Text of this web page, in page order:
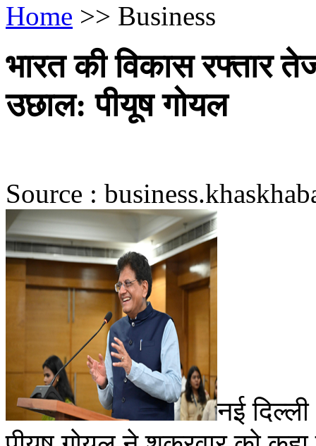
Home >> Business
भारत की विकास रफ्तार
उछाल: पीयूष गोयल
Source :
नई